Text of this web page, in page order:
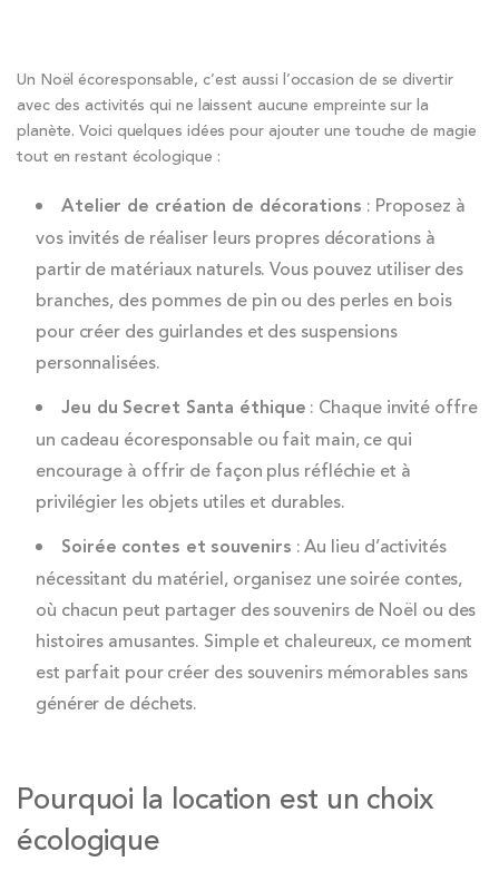
Un Noël écoresponsable, c’est aussi l’occasion de se divertir
avec des activités qui ne laissent aucune empreinte sur la
planète. Voici quelques idées pour ajouter une touche de magie
tout en restant écologique :
Atelier de création de décorations : Proposez à
vos invités de réaliser leurs propres décorations à
partir de matériaux naturels. Vous pouvez utiliser des
branches, des pommes de pin ou des perles en bois
pour créer des guirlandes et des suspensions
personnalisées.
Jeu du Secret Santa éthique : Chaque invité offre
un cadeau écoresponsable ou fait main, ce qui
encourage à offrir de façon plus réfléchie et à
privilégier les objets utiles et durables.
Soirée contes et souvenirs : Au lieu d’activités
nécessitant du matériel, organisez une soirée contes,
où chacun peut partager des souvenirs de Noël ou des
histoires amusantes. Simple et chaleureux, ce moment
est parfait pour créer des souvenirs mémorables sans
générer de déchets.
Pourquoi la location est un choix
écologique